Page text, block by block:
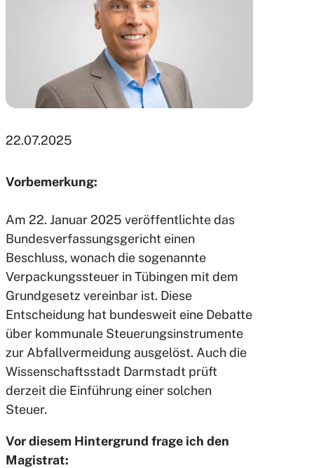
22.07.2025
Vorbemerkung:
Am 22. Januar 2025 veröffentlichte das
Bundesverfassungsgericht einen
Beschluss, wonach die sogenannte
Verpackungssteuer in Tübingen mit dem
Grundgesetz vereinbar ist. Diese
Entscheidung hat bundesweit eine Debatte
über kommunale Steuerungsinstrumente
zur Abfallvermeidung ausgelöst. Auch die
Wissenschaftsstadt Darmstadt prüft
derzeit die Einführung einer solchen
Steuer.
Vor diesem Hintergrund frage ich den
Magistrat: